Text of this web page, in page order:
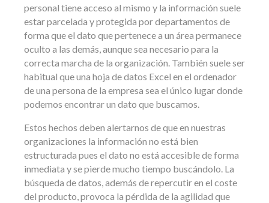
personal tiene acceso al mismo y la información suele
estar parcelada y protegida por departamentos de
forma que el dato que pertenece a un área permanece
oculto a las demás, aunque sea necesario para la
correcta marcha de la organización. También suele ser
habitual que una hoja de datos Excel en el ordenador
de una persona de la empresa sea el único lugar donde
podemos encontrar un dato que buscamos.
Estos hechos deben alertarnos de que en nuestras
organizaciones la información no está bien
estructurada pues el dato no está accesible de forma
inmediata y se pierde mucho tiempo buscándolo. La
búsqueda de datos, además de repercutir en el coste
del producto, provoca la pérdida de la agilidad que